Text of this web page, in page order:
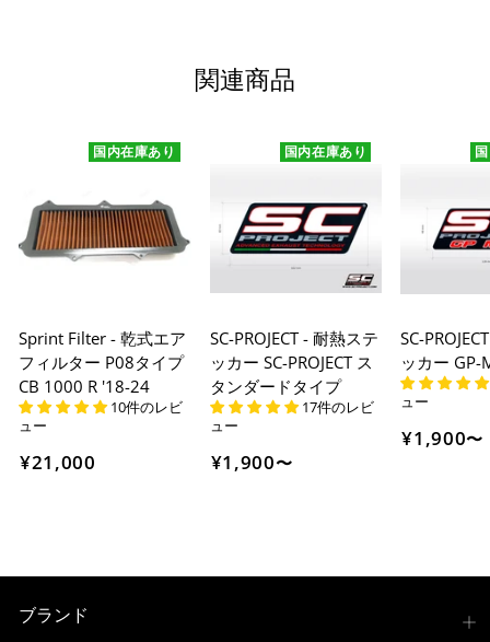
関連商品
国内在庫あり
Sprint Filter - 乾式エア
フィルター P08タイプ
CB 1000 R '18-24
10件のレビ
ュー
¥21,000
国内在庫あり
SC-PROJECT - 耐熱ステ
ッカー SC-PROJECT ス
タンダードタイプ
17件のレビ
ュー
¥1,900〜
SC-
ッカー GP-
ュー
¥1,900〜
ブランド